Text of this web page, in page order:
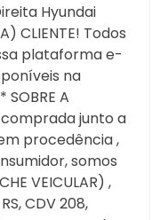
Hyundai
CLIENTE! Todos
plataforma e-
na
A
junto a
procedência ,
somos
VEICULAR) ,
CDV 208,